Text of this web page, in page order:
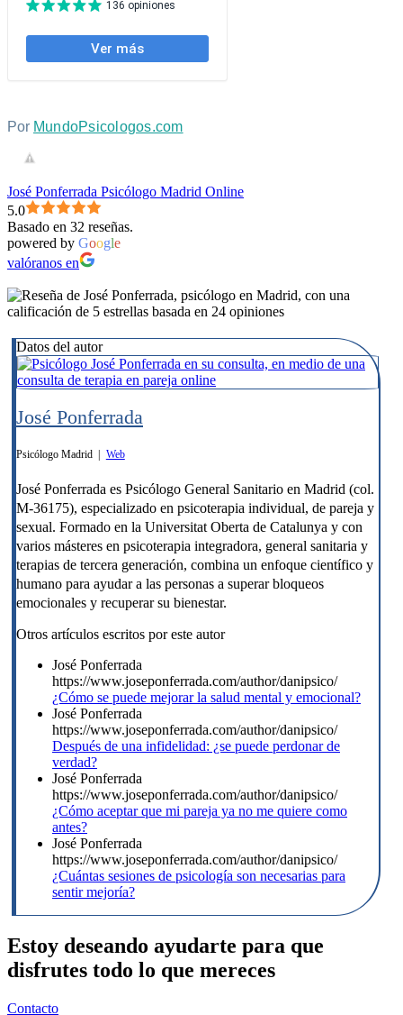
Por MundoPsicologos.com
José Ponferrada Psicólogo Madrid Online
5.0
Basado en 32 reseñas.
powered by Google
valóranos en
Datos del autor
José Ponferrada
Psicólogo Madrid | Web
José Ponferrada es Psicólogo General Sanitario en Madrid (col.
M-36175), especializado en psicoterapia individual, de pareja y
sexual. Formado en la Universitat Oberta de Catalunya y con
varios másteres en psicoterapia integradora, general sanitaria y
terapias de tercera generación, combina un enfoque científico y
humano para ayudar a las personas a superar bloqueos
emocionales y recuperar su bienestar.
Otros artículos escritos por este autor
José Ponferrada
https://www.joseponferrada.com/author/danipsico/
¿Cómo se puede mejorar la salud mental y emocional?
José Ponferrada
https://www.joseponferrada.com/author/danipsico/
Después de una infidelidad: ¿se puede perdonar de
verdad?
José Ponferrada
https://www.joseponferrada.com/author/danipsico/
¿Cómo aceptar que mi pareja ya no me quiere como
antes?
José Ponferrada
https://www.joseponferrada.com/author/danipsico/
¿Cuántas sesiones de psicología son necesarias para
sentir mejoría?
Estoy deseando ayudarte para que
disfrutes todo lo que mereces
Contacto